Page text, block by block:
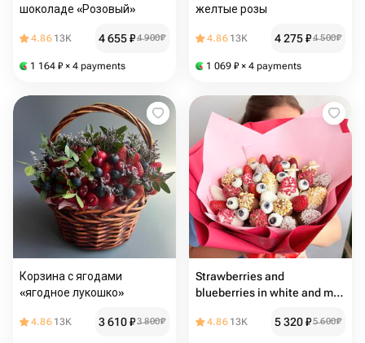
шоколаде «Розовый»
4.86 13K 4 655₽4 900₽
1 164 ₽ × 4 payments
желтые розы
4.86 13K 4 275₽4 500₽
1 069 ₽ × 4 payments
Корзина с ягодами
«ягодное лукошко»
4.86 13K 3 610₽3 800₽
Strawberries and
blueberries in white and milk
4.86 13K 5 320₽5 600₽